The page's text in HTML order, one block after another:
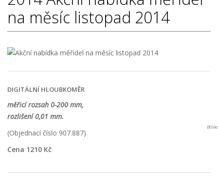
na měsíc listopad 2014
DIGITÁLNÍ HLOUBKOMĚR
měřicí rozsah 0-200 mm,
rozlišení 0,01 mm.
(Objednací číslo 907.887)
Cena 1210 Kč